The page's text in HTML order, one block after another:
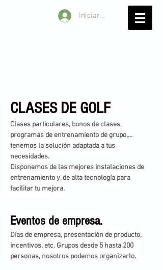
Iniciar sesión
CLASES DE GOLF
Clases particulares, bonos de clases,
programas de entrenamiento de grupo,…
tenemos la solución adaptada a tus
necesidades.
Disponemos de las mejores instalaciones de
entrenamiento y, de alta tecnología para
facilitar tu mejora.
Eventos de empresa.
Días de empresa, presentación de producto,
incentivos, etc. Grupos desde 5 hasta 200
personas, nosotros podemos organizarlo.